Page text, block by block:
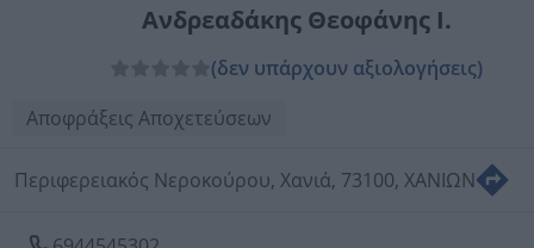
Ανδρεαδάκης Θεοφάνης Ι.
(δεν υπάρχουν αξιολογήσεις)
Αποφράξεις Αποχετεύσεων
Περιφερειακός Νεροκούρου, Χανιά, 73100, ΧΑΝΙΩΝ